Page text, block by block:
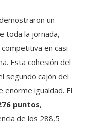
un
toda la jornada,
en casi
Esta cohesión del
segundo cajón del
enorme igualdad. El
puntos,
de los 288,5